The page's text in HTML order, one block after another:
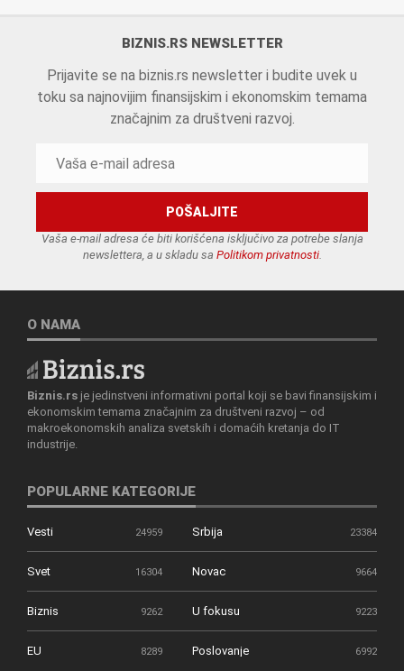
BIZNIS.RS NEWSLETTER
Prijavite se na biznis.rs newsletter i budite uvek u
toku sa najnovijim finansijskim i ekonomskim temama
značajnim za društveni razvoj.
Vaša e-mail adresa će biti korišćena isključivo za potrebe slanja
newslettera, a u skladu sa Politikom privatnosti.
O NAMA
Biznis.rs je jedinstveni informativni portal koji se bavi finansijskim i
ekonomskim temama značajnim za društveni razvoj – od
makroekonomskih analiza svetskih i domaćih kretanja do IT
industrije.
POPULARNE KATEGORIJE
Vesti 24959 Srbija 23384
Svet 16304 Novac 9664
Biznis 9262 U fokusu 9223
EU 8289 Poslovanje 6992